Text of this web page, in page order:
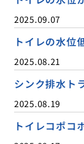
2025.09.07
トイレの水位
2025.08.21
シンク排水ト
2025.08.19
トイレコポコ